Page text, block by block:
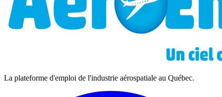
La plateforme d'emploi de l'industrie aérospatiale au Québec.